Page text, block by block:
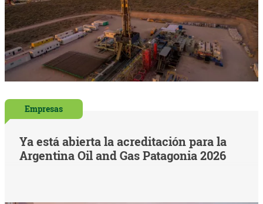
Empresas
Ya está abierta la acreditación para la
Argentina Oil and Gas Patagonia 2026